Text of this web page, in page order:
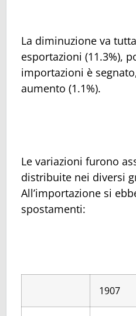
La diminuzione va
esportazioni (11.3%),
importazioni è
aumento (1.1%).
Le variazioni furono
distribuite nei diversi
All’importazione si
spostamenti:
1907